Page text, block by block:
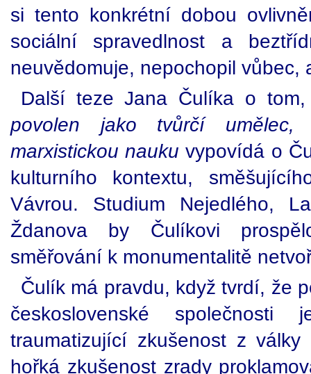
si tento konkrétní dobou
sociální spravedlnost a
neuvědomuje, nepochopil vůbec,
Další teze Jana Čulíka o
povolen jako tvůrčí umělec,
marxistickou nauku vypovídá o
kulturního kontextu,
Vávrou. Studium Nejedlého,
Ždanova by Čulíkovi
směřování k monumentalitě
Čulík má pravdu, když tvrdí, že
československé
traumatizující zkušenost z
hořká zkušenost zrady